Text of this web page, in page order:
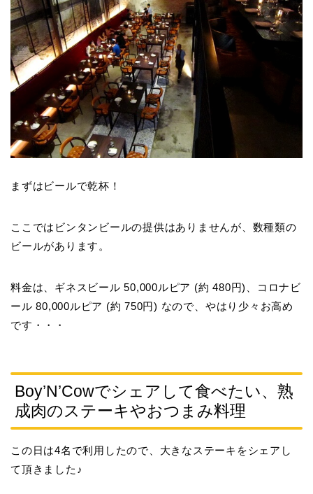
まずはビールで乾杯！
ここではビンタンビールの提供はありませんが、数種類の
ビールがあります。
料金は、ギネスビール50,000ルピア (約 480円)、コロナビ
ール80,000ルピア (約 750円) なので、やはり少々お高め
です・・・
Boy’N’Cowでシェアして食べたい、熟
成肉のステーキやおつまみ料理
この日は4名で利用したので、大きなステーキをシェアし
て頂きました♪